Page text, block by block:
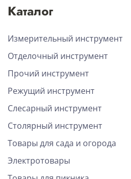
Каталог
Измерительный инструмент
Отделочный инструмент
Прочий инструмент
Режущий инструмент
Слесарный инструмент
Столярный инструмент
Товары для сада и огорода
Электротовары